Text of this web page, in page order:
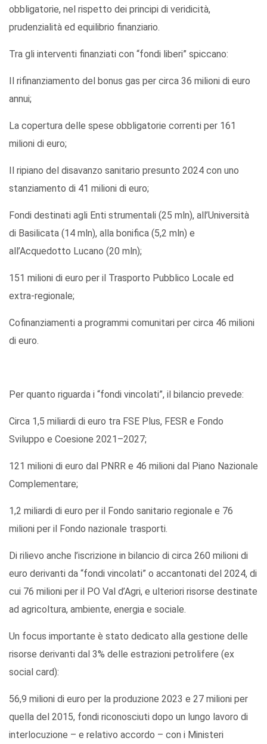
obbligatorie, nel rispetto dei principi di veridicità,
prudenzialità ed equilibrio finanziario.
Tra gli interventi finanziati con “fondi liberi” spiccano:
Il rifinanziamento del bonus gas per circa 36 milioni di euro
annui;
La copertura delle spese obbligatorie correnti per 161
milioni di euro;
Il ripiano del disavanzo sanitario presunto 2024 con uno
stanziamento di 41 milioni di euro;
Fondi destinati agli Enti strumentali (25 mln), all’Università
di Basilicata (14 mln), alla bonifica (5,2 mln) e
all’Acquedotto Lucano (20 mln);
151 milioni di euro per il Trasporto Pubblico Locale ed
extra-regionale;
Cofinanziamenti a programmi comunitari per circa 46 milioni
di euro.
Per quanto riguarda i “fondi vincolati”, il bilancio prevede:
Circa 1,5 miliardi di euro tra FSE Plus, FESR e Fondo
Sviluppo e Coesione 2021–2027;
121 milioni di euro dal PNRR e 46 milioni dal Piano Nazionale
Complementare;
1,2 miliardi di euro per il Fondo sanitario regionale e 76
milioni per il Fondo nazionale trasporti.
Di rilievo anche l’iscrizione in bilancio di circa 260 milioni di
euro derivanti da “fondi vincolati” o accantonati del 2024, di
cui 76 milioni per il PO Val d’Agri, e ulteriori risorse destinate
ad agricoltura, ambiente, energia e sociale.
Un focus importante è stato dedicato alla gestione delle
risorse derivanti dal 3% delle estrazioni petrolifere (ex
social card):
56,9 milioni di euro per la produzione 2023 e 27 milioni per
quella del 2015, fondi riconosciuti dopo un lungo lavoro di
interlocuzione – e relativo accordo – con i Ministeri